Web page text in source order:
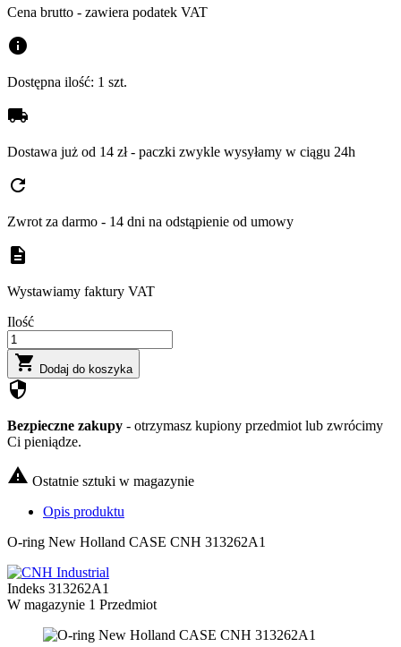
Cena brutto - zawiera podatek VAT
info
Dostępna ilość: 1 szt.
local_shipping
Dostawa już od 14 zł - paczki zwykle wysyłamy w ciągu 24h
refresh
Zwrot za darmo - 14 dni na odstąpienie od umowy
description
Wystawiamy faktury VAT
Ilość
 Dodaj do koszyka
security
Bezpieczne zakupy - otrzymasz kupiony przedmiot lub zwrócimy
Ci pieniądze.
 Ostatnie sztuki w magazynie
Opis produktu
O-ring New Holland CASE CNH 313262A1
Indeks 313262A1
W magazynie 1 Przedmiot